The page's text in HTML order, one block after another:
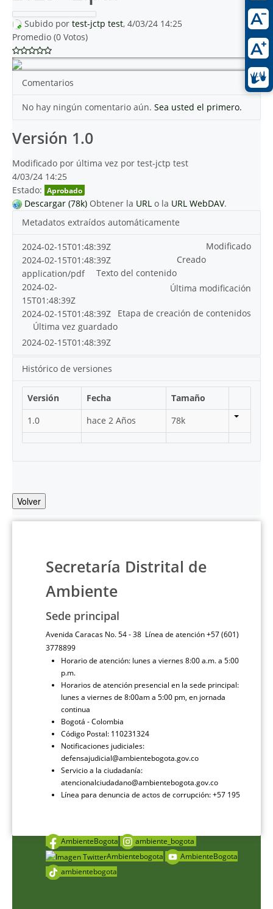
Subido por test-jctp test, 4/03/24 14:25
Promedio (0 Votos)
Comentarios
No hay ningún comentario aún. Sea usted el primero.
Versión 1.0
Modificado por última vez por test-jctp test
4/03/24 14:25
Estado: Aprobado
Descargar (78k) Obtener la URL o la URL WebDAV.
Metadatos extraídos automáticamente
Modificado
2024-02-15T01:48:39Z
Creado
2024-02-15T01:48:39Z
Texto del contenido
application/pdf
Última modificación
2024-02-
15T01:48:39Z
Etapa de creación de contenidos
2024-02-15T01:48:39Z
Última vez guardado
2024-02-15T01:48:39Z
Histórico de versiones
Versión Fecha
Tamaño
1.0
hace 2 Años 78k
Volver
Secretaría Distrital de
Ambiente
Sede principal
Avenida Caracas No. 54 - 38 Línea de atención +57 (601)
3778899
Horario de atención: lunes a viernes 8:00 a.m. a 5:00
p.m.
Horarios de atención presencial en la sede principal:
lunes a viernes de 8:00am a 5:00 pm, en jornada
continua
Bogotá - Colombia
Código Postal: 110231324
Notificaciones judiciales:
defensajudicial@ambientebogota.gov.co
Servicio a la ciudadanía:
atencionalciudadano@ambientebogota.gov.co
Línea para denuncia de actos de corrupción: +57 195
AmbienteBogota
ambiente_bogota
Ambientebogota
AmbienteBogota
ambientebogota